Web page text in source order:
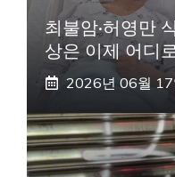
최불암·허영만
상은 이제 어디
2026년 06월 17